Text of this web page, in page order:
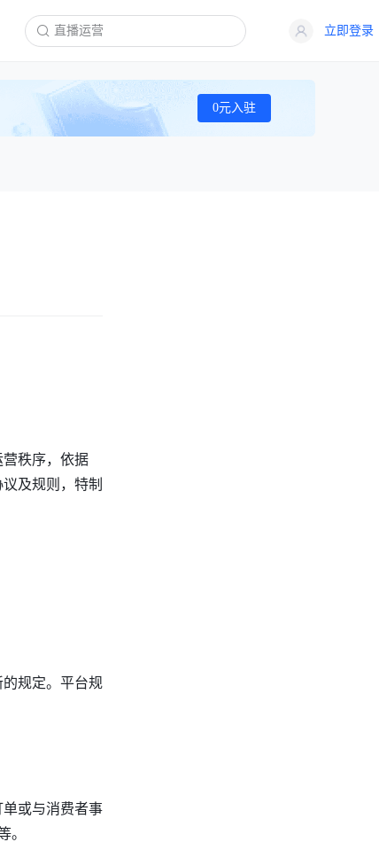
立即登录
0元入驻
秩序，依据
及规则，特制
规定。平台规
或与消费者事
。